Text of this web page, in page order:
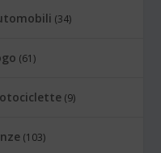
(34)
(61)
(9)
(103)